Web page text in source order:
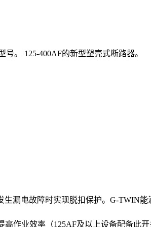
。 125-400AF的新型塑壳式断路器。
漏电故障时实现脱扣保护。G-TWIN能
作业效率（125AF及以上设备配备此开